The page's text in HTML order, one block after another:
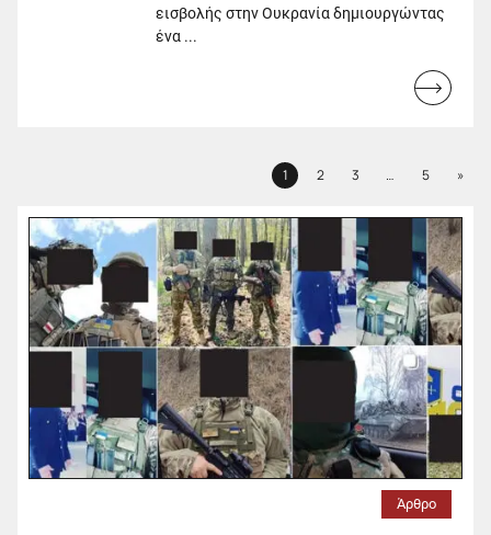
εισβολής στην Ουκρανία δημιουργώντας
ένα ...
Read
Page
1 Page
2 Page
3 … Page
5 »Next
Άρθρο